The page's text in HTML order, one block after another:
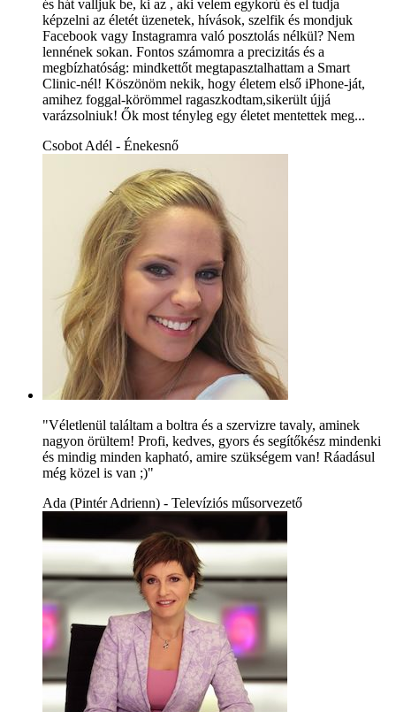
és hát valljuk be, ki az , aki velem egykorú és el tudja
képzelni az életét üzenetek, hívások, szelfik és mondjuk
Facebook vagy Instagramra való posztolás nélkül? Nem
lennének sokan. Fontos számomra a precizitás és a
megbízhatóság: mindkettőt megtapasztalhattam a Smart
Clinic-nél! Köszönöm nekik, hogy életem első iPhone-ját,
amihez foggal-körömmel ragaszkodtam,sikerült újjá
varázsolniuk! Ők most tényleg egy életet mentettek meg...
Csobot Adél - Énekesnő
"Véletlenül találtam a boltra és a szervizre tavaly, aminek
nagyon örültem! Profi, kedves, gyors és segítőkész mindenki
és mindig minden kapható, amire szükségem van! Ráadásul
még közel is van ;)"
Ada (Pintér Adrienn) - Televíziós műsorvezető